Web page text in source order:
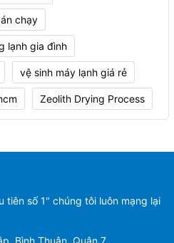
chạy
lạnh gia đình
vệ sinh máy lạnh giá rẻ
Zeolith Drying Process
tiên số 1" chúng tôi luôn mạng lại
Bình Thuận, Quận 7